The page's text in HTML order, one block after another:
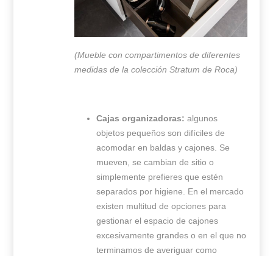
(Mueble con compartimentos de diferentes
medidas de la colección Stratum de Roca)
Cajas organizadoras:algunos
objetos pequeños son difíciles de
acomodar en baldas y cajones. Se
mueven, se cambian de sitio o
simplemente prefieres que estén
separados por higiene. En el mercado
existen multitud de opciones para
gestionar el espacio de cajones
excesivamente grandes o en el que no
terminamos de averiguar como